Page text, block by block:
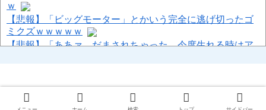
ｗ
【悲報】「ビッグモーター」とかいう完全に逃げ切ったゴ
ミクズｗｗｗｗｗ
【悲報】「ああァ、だまされちゃった。今度生れる時はア
んな花火大会は存在しない」→ 高価チケットを購入した人
達がSNS阿鼻叫喚
© 2013-2026 ハロン棒ch.